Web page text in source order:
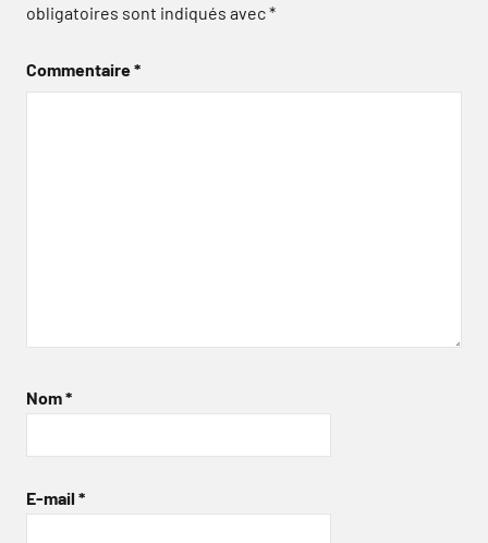
obligatoires sont indiqués avec*
Commentaire*
Nom*
E-mail *